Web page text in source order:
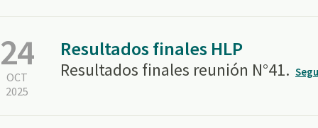
24
OCT
2025
Resultados finales HLP
Resultados finales reunión N°41.